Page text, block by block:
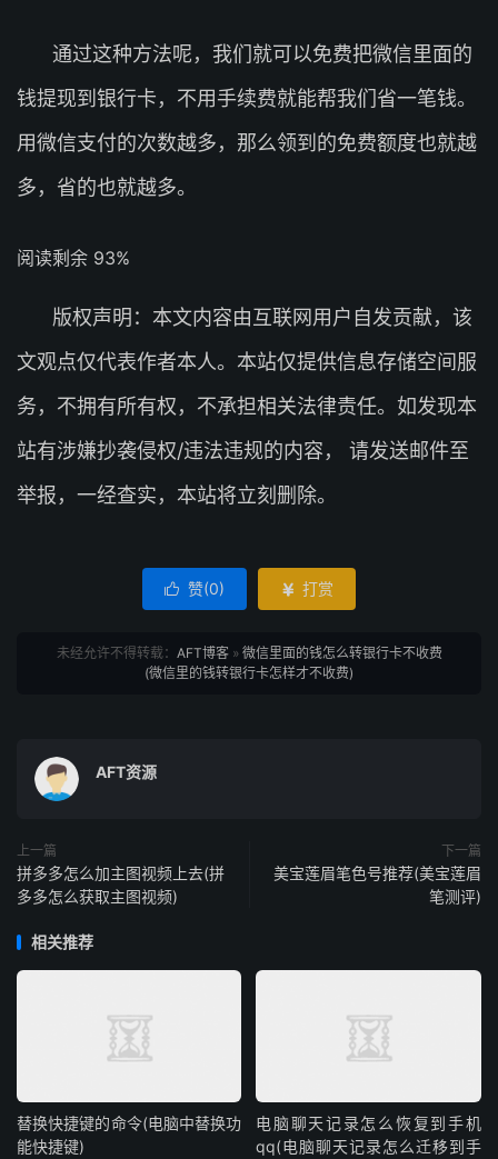
通过这种方法呢，我们就可以免费把微信里面的
钱提现到银行卡，不用手续费就能帮我们省一笔钱。
用微信支付的次数越多，那么领到的免费额度也就越
多，省的也就越多。
阅读剩余 93%
版权声明：本文内容由互联网用户自发贡献，该
文观点仅代表作者本人。本站仅提供信息存储空间服
务，不拥有所有权，不承担相关法律责任。如发现本
站有涉嫌抄袭侵权/违法违规的内容， 请发送邮件至
举报，一经查实，本站将立刻删除。
 赞(0)  打赏
未经允许不得转载： AFT博客» 微信里面的钱怎么转银行卡不收费
(微信里的钱转银行卡怎样才不收费)
AFT资源
上一篇
拼多多怎么加主图视频上去(拼
多多怎么获取主图视频)
下一篇
美宝莲眉笔色号推荐(美宝莲眉
笔测评)
相关推荐
替换快捷键的命令(电脑中替换功
能快捷键)
电脑聊天记录怎么恢复到手机
qq(电脑聊天记录怎么迁移到手